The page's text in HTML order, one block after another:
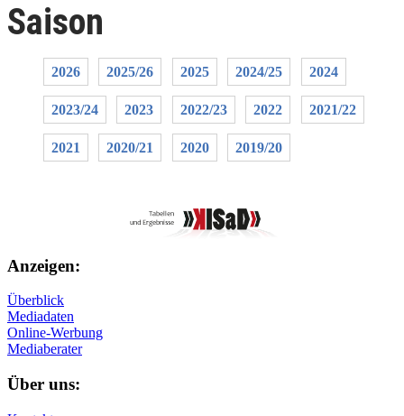
Saison
2026 2025/26 2025 2024/25 2024
2023/24 2023 2022/23 2022 2021/22
2021 2020/21 2020 2019/20
Anzeigen:
Überblick
Mediadaten
Online-Werbung
Mediaberater
Über uns: